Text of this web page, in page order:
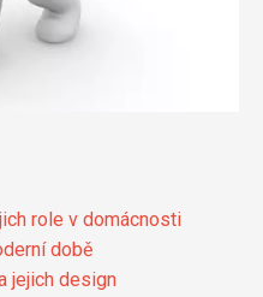
role v domácnosti
době
jejich design